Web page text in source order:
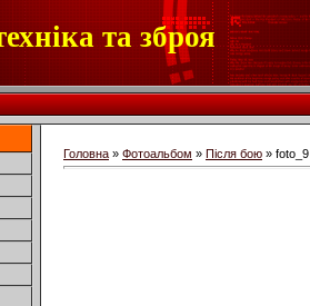
та зброя
Головна » Фотоальбом » Після бою » foto_9